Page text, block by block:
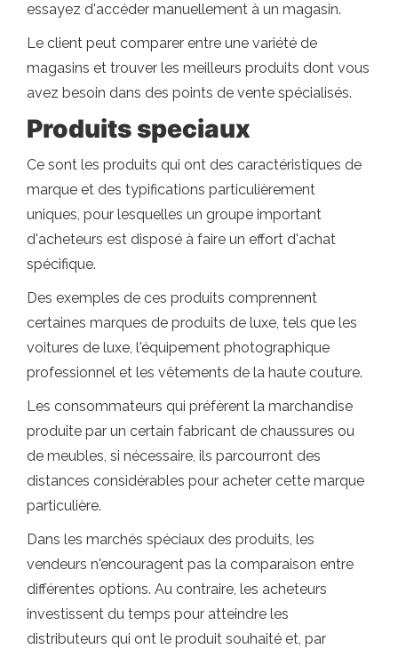
essayez d'accéder manuellement à un magasin.
Le client peut comparer entre une variété de
magasins et trouver les meilleurs produits dont vous
avez besoin dans des points de vente spécialisés.
Produits speciaux
Ce sont les produits qui ont des caractéristiques de
marque et des typifications particulièrement
uniques, pour lesquelles un groupe important
d'acheteurs est disposé à faire un effort d'achat
spécifique.
Des exemples de ces produits comprennent
certaines marques de produits de luxe, tels que les
voitures de luxe, l'équipement photographique
professionnel et les vêtements de la haute couture.
Les consommateurs qui préfèrent la marchandise
produite par un certain fabricant de chaussures ou
de meubles, si nécessaire, ils parcourront des
distances considérables pour acheter cette marque
particulière.
Dans les marchés spéciaux des produits, les
vendeurs n'encouragent pas la comparaison entre
différentes options. Au contraire, les acheteurs
investissent du temps pour atteindre les
distributeurs qui ont le produit souhaité et, par